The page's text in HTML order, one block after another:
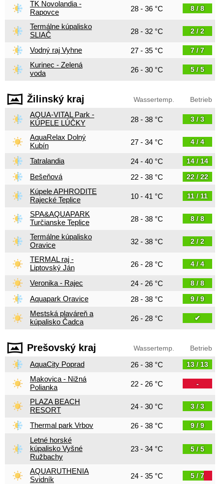
TK Novolandia -
Rapovce
28 - 36 °C 8 / 8
Termálne kúpalisko
SLIAČ
28 - 32 °C 2 / 2
Vodný raj Vyhne 27 - 35 °C 7 / 7
Kurinec - Zelená
voda
26 - 30 °C 5 / 5
Žilinský kraj Wassertemp. Betrieb
AQUA-VITAL Park -
KÚPELE LÚČKY
28 - 38 °C 3 / 3
AquaRelax Dolný
Kubín
27 - 34 °C 4 / 4
Tatralandia 24 - 40 °C 14 / 14
Bešeňová 22 - 38 °C 22 / 22
Kúpele APHRODITE
Rajecké Teplice
10 - 41 °C 11 / 11
SPA&AQUAPARK
Turčianske Teplice
28 - 38 °C 8 / 8
Termálne kúpalisko
Oravice
32 - 38 °C 2 / 2
TERMAL raj -
Liptovský Ján
26 - 28 °C 4 / 4
Veronika - Rajec 24 - 26 °C 8 / 8
Aquapark Oravice 28 - 38 °C 9 / 9
Mestská plaváreň a
kúpalisko Čadca
26 - 28 °C ✔
Prešovský kraj Wassertemp. Betrieb
AquaCity Poprad 26 - 38 °C 13 / 13
Makovica - Nižná
Polianka
22 - 26 °C -
PLAZA BEACH
RESORT
24 - 30 °C 3 / 3
Thermal park Vrbov 26 - 38 °C 9 / 9
Letné horské
kúpalisko Vyšné
Ružbachy
23 - 34 °C 5 / 5
AQUARUTHENIA
Svidník
24 - 35 °C 5 / 7